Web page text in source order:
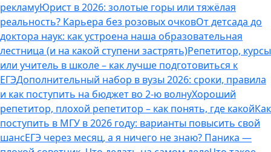
рекламуЮрист в 2026: золотые горы или тяжёлая
реальность? Карьера без розовых очковОт детсада до
доктора наук: как устроена наша образовательная
лестница (и на какой ступени застрять)Репетитор, курсы
или учитель в школе – как лучше подготовиться к
ЕГЭДополнительный набор в вузы 2026: сроки, правила
и как поступить на бюджет во 2‑ю волнуХороший
репетитор, плохой репетитор – как понять, где какойКак
поступить в МГУ в 2026 году: варианты повысить свой
шансЕГЭ через месяц, а я ничего не знаю? Паника —